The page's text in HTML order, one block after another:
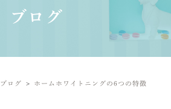
ブログ
ブログ ホームホワイトニングの6つの特徴